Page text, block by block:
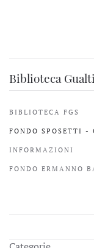
Biblioteca
BIBLIOTECA FGS
FONDO SPOSETTI -
INFORMAZIONI
FONDO ERMANNO